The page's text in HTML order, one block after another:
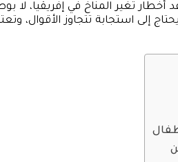
أخطار تغير المناخ في إفريقيا، لا
إلى استجابة تتجاوز الأقوال،